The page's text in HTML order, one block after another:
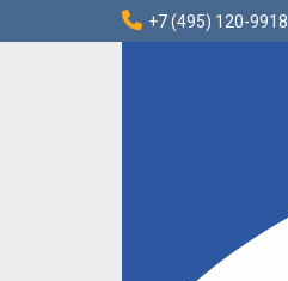
+7 (495) 120-9918